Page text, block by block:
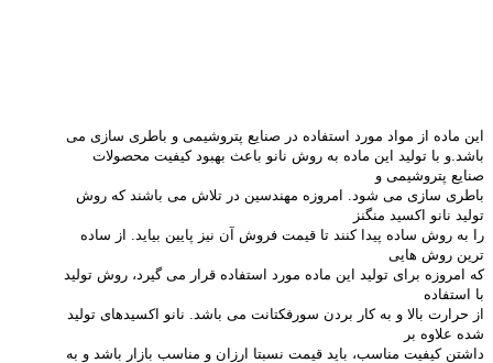
این ماده از مواد مورد استفاده در صنایع پتروشیمی و باطری سازی می
باشد.و با تولید این ماده به روش نانو باعث بهبود کیفیت محصولات
صنایع پتروشیمی و
باطری سازی می شود. امروزه مهندسین در تلاش می باشند که روش
تولید نانو اکسید منگنز
را به روش ساده پیدا کنند تا قیمت فروش آن نیز پایین بیاید. از ساده
ترین روش هایی
که امروزه برای تولید این ماده مورد استفاده قرار می گیرد، روش تولید
با استفاده
از حرارت بالا و به کار بردن سورفکتانت می باشد. نانو اکسیدهای تولید
شده علاوه بر
داشتن کیفیت مناسب، باید قیمت نسبتا ارزان و مناسب بازار باشد و به